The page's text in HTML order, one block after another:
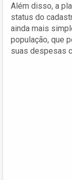
Além disso, a
status do
ainda mais
população, que
suas despesas